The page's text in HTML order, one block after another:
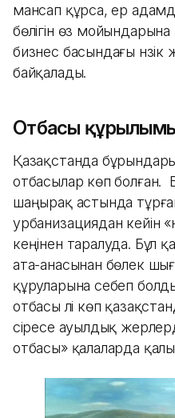
мансап құрса, ер
бөлігін өз мойындарына
бизнес басындағы
байқалады.
Отбасы
Қазақстанда
отбасылар көп болған.
шаңырақ астында
урбанизациядан кейін
кеңінен таралуда. Бұл
ата-анасынан бөлек
құруларына себеп
отбасы әлі көп
әсіресе ауылдық
отбасы» қалаларда